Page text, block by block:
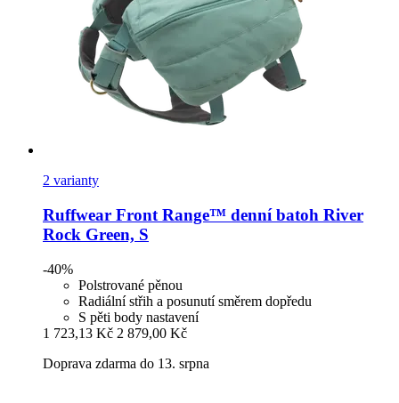
2 varianty
Ruffwear Front Range™ denní batoh River
Rock Green, S
-40%
Polstrované pěnou
Radiální střih a posunutí směrem dopředu
S pěti body nastavení
1 723,13 Kč 2 879,00 Kč
Doprava zdarma do 13. srpna